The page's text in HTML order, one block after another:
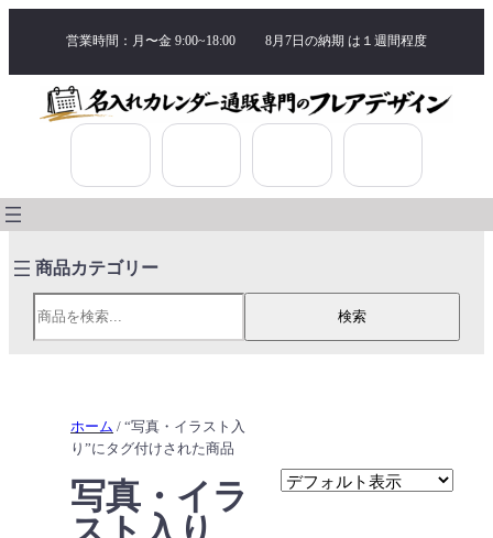
営業時間：月〜金 9:00~18:00 8月7日の納期 は １週間程度
検索
検索
ホーム / “写真・イラスト入
り”にタグ付けされた商品
写真・イラ